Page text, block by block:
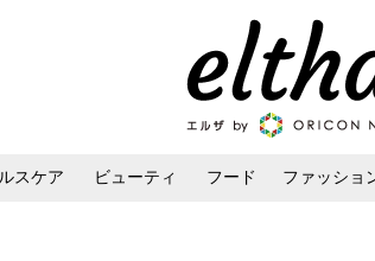
スケア ビューティ フード ファッショ